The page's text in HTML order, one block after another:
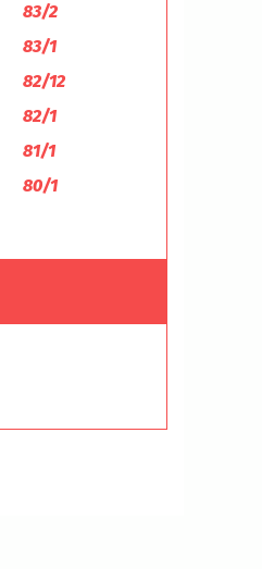
83/2
83/1
82/12
82/1
81/1
80/1